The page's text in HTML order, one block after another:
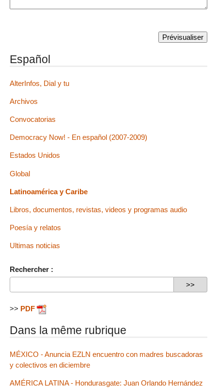
Español
AlterInfos, Dial y tu
Archivos
Convocatorias
Democracy Now! - En español (2007-2009)
Estados Unidos
Global
Latinoamérica y Caribe
Libros, documentos, revistas, videos y programas audio
Poesía y relatos
Ultimas noticias
Rechercher :
>> PDF
Dans la même rubrique
MÉXICO - Anuncia EZLN encuentro con madres buscadoras
y colectivos en diciembre
AMÉRICA LATINA - Hondurasgate: Juan Orlando Hernández